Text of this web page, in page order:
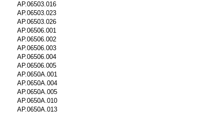
AP.06503.016
AP.06503.023
AP.06503.026
AP.06506.001
AP.06506.002
AP.06506.003
AP.06506.004
AP.06506.005
AP.0650A.001
AP.0650A.004
AP.0650A.005
AP.0650A.010
AP.0650A.013